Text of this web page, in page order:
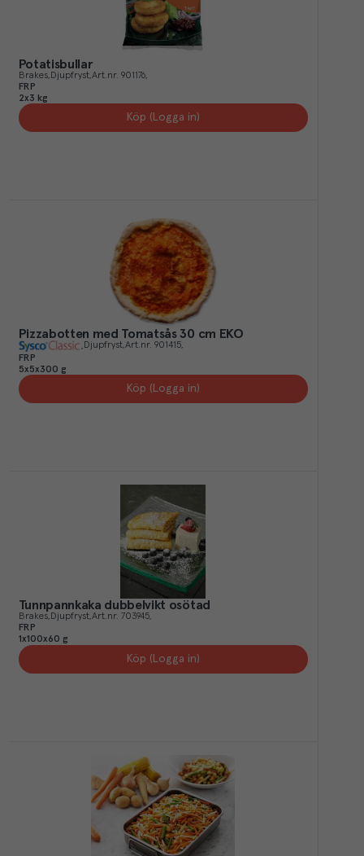
Potatisbullar
Brakes Djupfryst Art.nr. 901176
FRP
2x3 kg
Köp (Logga in)
Pizzabotten med Tomatsås 30 cm EKO
Djupfryst Art.nr. 901415
FRP
5x5x300 g
Köp (Logga in)
Tunnpannkaka dubbelvikt osötad
Brakes Djupfryst Art.nr. 703945
FRP
1x100x60 g
Köp (Logga in)